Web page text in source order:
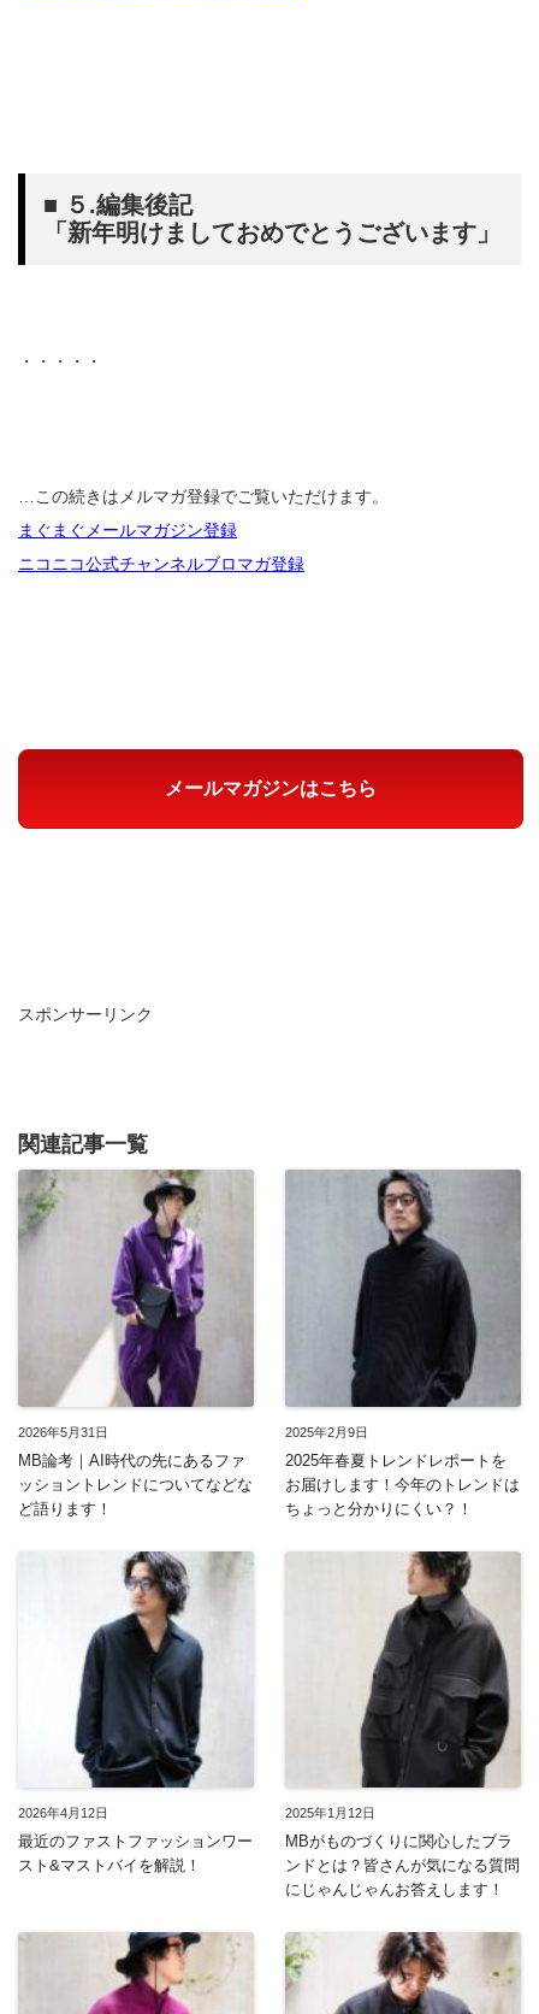
■ ５.編集後記
「新年明けましておめでとうございます」
・・・・・
…この続きはメルマガ登録でご覧いただけます。
まぐまぐメールマガジン登録
ニコニコ公式チャンネルブロマガ登録
メールマガジンはこちら
スポンサーリンク
関連記事一覧
2026年5月31日
MB論考｜AI時代の先にあるファ
ッショントレンドについてなどな
ど語ります！
2025年2月9日
2025年春夏トレンドレポートを
お届けします！今年のトレンドは
ちょっと分かりにくい？！
2026年4月12日
最近のファストファッションワー
スト&マストバイを解説！
2025年1月12日
MBがものづくりに関心したブラ
ンドとは？皆さんが気になる質問
にじゃんじゃんお答えします！